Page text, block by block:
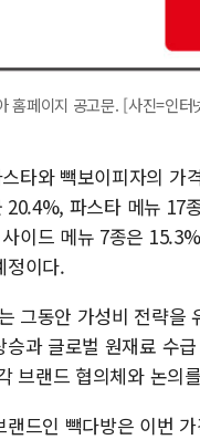
홈페이지 공고문. [사진=인터
타와 빽보이피자의 가
20.4%, 파스타 메뉴 17
이드 메뉴 7종은
정이다.
그동안 가성비 전략을
승과 글로벌 원재료 수
브랜드 협의체와 논의
랜드인 빽다방은 이번